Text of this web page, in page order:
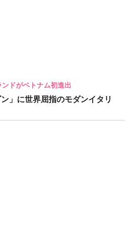
ドがベトナム初進出
」に世界屈指のモダンイタリ